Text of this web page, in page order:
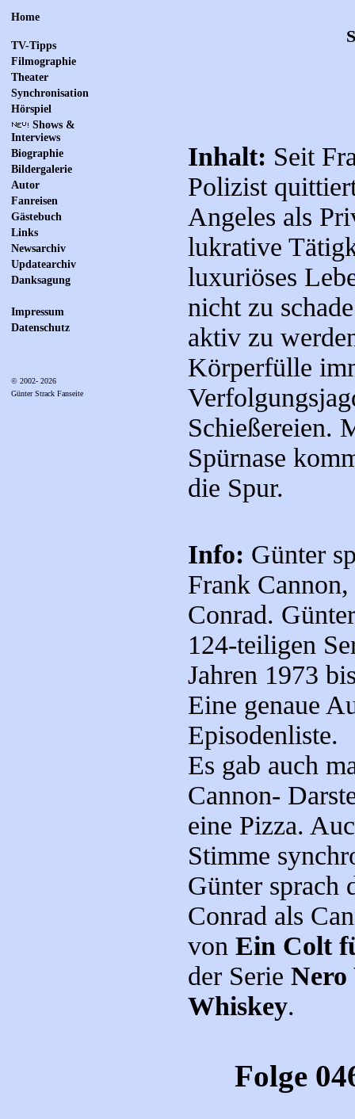
Home
TV-Tipps
Filmographie
Theater
Synchronisation
Hörspiel
Shows &
Interviews
Biographie
Bildergalerie
Autor
Fanreisen
Gästebuch
Links
Newsarchiv
Updatearchiv
Danksagung
Impressum
Datenschutz
© 2002- 2026
Günter Strack Fanseite
Inhalt: Seit
Polizist
Angeles als
lukrative
luxuriöses
nicht zu
aktiv zu
Körperfülle
Schießereien.
Spürnase
die Spur.
Info: Günter
Frank
Conrad.
124-teiligen
Jahren 1973
Eine genaue
Episodenliste.
Es gab auch
Cannon-
eine Pizza.
Stimme
Günter sprach
Conrad als
von Ein Colt
der Serie Nero
Whiskey.
Folge